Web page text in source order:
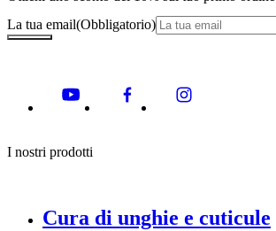
La tua email(Obbligatorio)
I nostri prodotti
Cura di unghie e cuticule